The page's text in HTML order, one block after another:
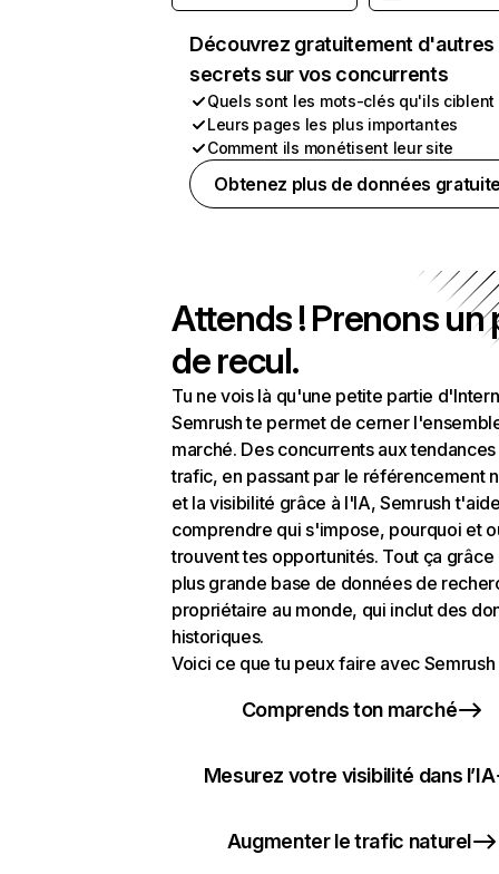
Découvrez gratuitement d'autres
secrets sur vos concurrents
Quels sont les mots-clés qu'ils ciblent
Leurs pages les plus importantes
Comment ils monétisent leur site
Obtenez plus de données
Attends ! Prenons un
de recul.
Tu ne vois là qu'une petite partie
Semrush te permet de cerner
marché. Des concurrents aux
trafic, en passant par le référencement
et la visibilité grâce à l'IA, Semrush
comprendre qui s'impose, pourquoi et
trouvent tes opportunités. Tout ça grâce
plus grande base de données de
propriétaire au monde, qui inclut des
historiques.
Voici ce que tu peux faire avec Semrush
Comprends ton marché
Mesurez votre visibilité dans l’IA
Augmenter le trafic naturel